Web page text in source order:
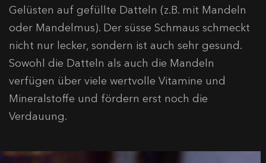
Gelüsten auf gefüllte Datteln (z.B. mit Mandeln
oder Mandelmus). Der süsse Schmaus schmeckt
nicht nur lecker, sondern ist auch sehr gesund.
Sowohl die Datteln als auch die Mandeln
verfügen über viele wertvolle Vitamine und
Mineralstoffe und fördern erst noch die
Verdauung.